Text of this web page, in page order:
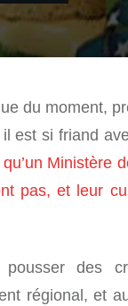
du moment,
est si friand
Ministère
pas, et leur
des
régional, et